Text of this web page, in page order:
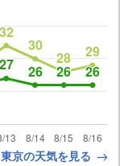
東京の天気を見る